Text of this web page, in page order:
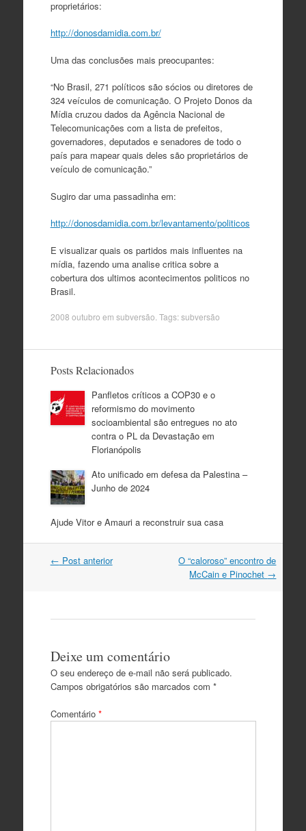
proprietários:
http://donosdamidia.com.br/
Uma das conclusões mais preocupantes:
“No Brasil, 271 políticos são sócios ou diretores de
324 veículos de comunicação. O Projeto Donos da
Mídia cruzou dados da Agência Nacional de
Telecomunicações com a lista de prefeitos,
governadores, deputados e senadores de todo o
país para mapear quais deles são proprietários de
veículo de comunicação.”
Sugiro dar uma passadinha em:
http://donosdamidia.com.br/levantamento/politicos
E visualizar quais os partidos mais influentes na
mídia, fazendo uma analise critica sobre a
cobertura dos ultimos acontecimentos politicos no
Brasil.
2008 outubro em subversão . Tags:subversão
Posts Relacionados
Panfletos críticos a COP30 e o
reformismo do movimento
socioambiental são entregues no ato
contra o PL da Devastação em
Florianópolis
Ato unificado em defesa da Palestina –
Junho de 2024
Ajude Vitor e Amauri a reconstruir sua casa
Navegação
← Post anterior
O “caloroso” encontro de
McCain e Pinochet →
Deixe um comentário
O seu endereço de e-mail não será publicado.
Campos obrigatórios são marcados com *
Comentário *